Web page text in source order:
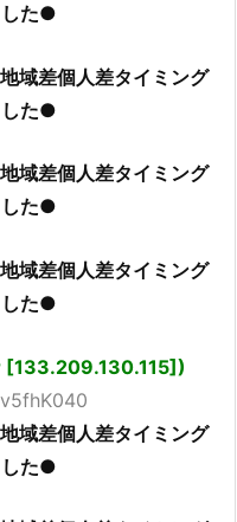
した●
域差個人差タイミング
した●
域差個人差タイミング
した●
域差個人差タイミング
した●
[133.209.130.115])
域差個人差タイミング
した●